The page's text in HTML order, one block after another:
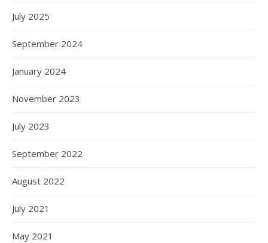
July 2025
September 2024
January 2024
November 2023
July 2023
September 2022
August 2022
July 2021
May 2021